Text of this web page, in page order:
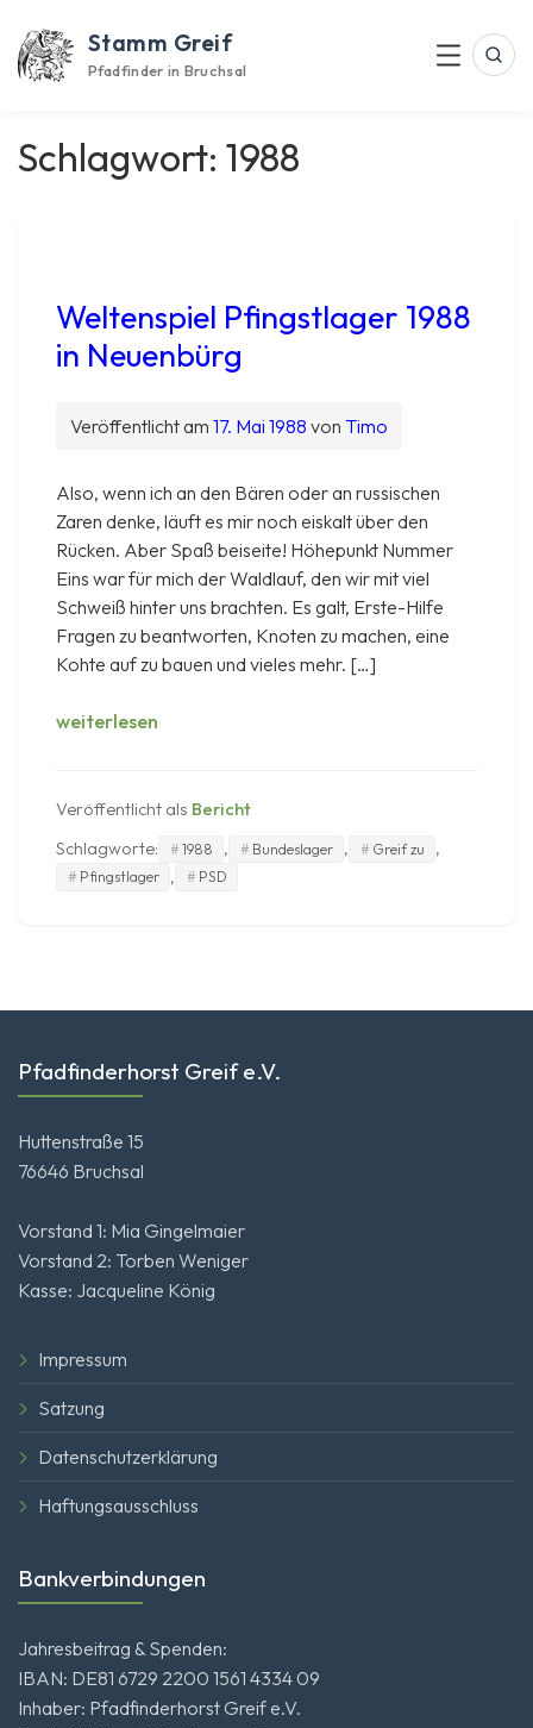
content
Stamm Greif
Pfadfinder in Bruchsal Menu
Schlagwort: 1988
Weltenspiel Pfingstlager 1988
in Neuenbürg
Veröffentlicht am 17. Mai 1988 von Timo
Also, wenn ich an den Bären oder an russischen
Zaren denke, läuft es mir noch eiskalt über den
Rücken. Aber Spaß beiseite! Höhepunkt Nummer
Eins war für mich der Waldlauf, den wir mit viel
Schweiß hinter uns brachten. Es galt, Erste-Hilfe
Fragen zu beantworten, Knoten zu machen, eine
Kohte auf zu bauen und vieles mehr. […]
weiterlesen
in
Veröffentlicht als Bericht
Schlagworte:
1988 , Bundeslager , Greif zu ,
Pfingstlager , PSD
Pfadfinderhorst Greif e.V.
Huttenstraße 15
76646 Bruchsal
Vorstand 1: Mia Gingelmaier
Vorstand 2: Torben Weniger
Kasse: Jacqueline König
Impressum
Satzung
Datenschutzerklärung
Haftungsausschluss
Bankverbindungen
Jahresbeitrag & Spenden:
IBAN: DE81 6729 2200 1561 4334 09
Inhaber: Pfadfinderhorst Greif e.V.